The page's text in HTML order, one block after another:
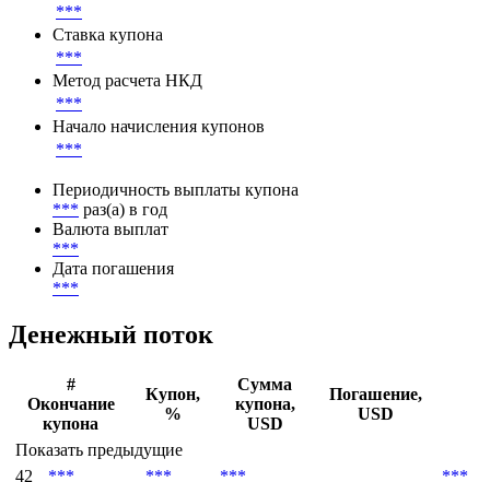
Параметры денежного потока
Базовая ставка
***
Ставка купона
***
Метод расчета НКД
Начало начисления купонов
***
Периодичность выплаты купона
***
Дата погашения
Денежный поток
#
Купон,